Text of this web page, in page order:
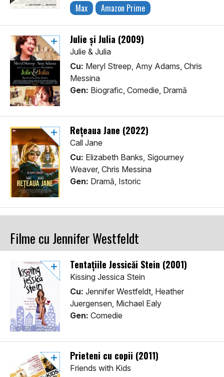
Max Amazon Prime
Julie și Julia (2009)
Julie & Julia
Cu: Meryl Streep, Amy Adams, Chris
Messina
Gen: Biografic, Comedie, Dramă
Rețeaua Jane (2022)
Call Jane
Cu: Elizabeth Banks, Sigourney
Weaver, Chris Messina
Gen: Dramă, Istoric
Filme cu Jennifer Westfeldt
Tentațiile Jessicăi Stein (2001)
Kissing Jessica Stein
Cu: Jennifer Westfeldt, Heather
Juergensen, Michael Ealy
Gen: Comedie
Prieteni cu copii (2011)
Friends with Kids